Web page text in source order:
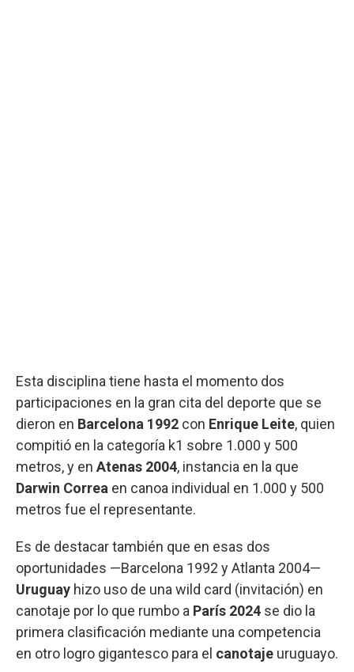
Esta disciplina tiene hasta el momento dos
participaciones en la gran cita del deporte que se
dieron en Barcelona 1992 con Enrique Leite, quien
compitió en la categoría k1 sobre 1.000 y 500
metros, y en Atenas 2004, instancia en la que
Darwin Correa en canoa individual en 1.000 y 500
metros fue el representante.
Es de destacar también que en esas dos
oportunidades —Barcelona 1992 y Atlanta 2004—
Uruguay hizo uso de una wild card (invitación) en
canotaje por lo que rumbo a París 2024 se dio la
primera clasificación mediante una competencia
en otro logro gigantesco para el canotaje uruguayo.